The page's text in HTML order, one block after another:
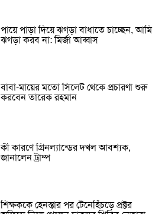
পায়ে পাড়া দিয়ে ঝগড়া বাধাতে চাচ্ছেন, আমি
ঝগড়া করব না: মির্জা আব্বাস
বাবা-মায়ের মতো সিলেট থেকে প্রচারণা শুরু
করবেন তারেক রহমান
কী কারণে গ্রিনল্যান্ডের দখল আবশ্যক,
জানালেন ট্রাম্প
শিক্ষককে হেনস্তার পর টেনেহিঁচড়ে প্রক্টর